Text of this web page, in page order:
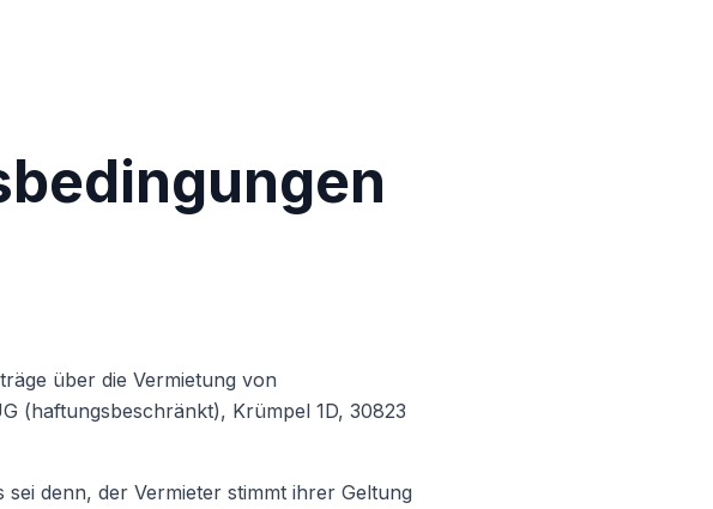
über die Vermietung von
(haftungsbeschränkt), Krümpel 1D, 30823
denn, der Vermieter stimmt ihrer Geltung